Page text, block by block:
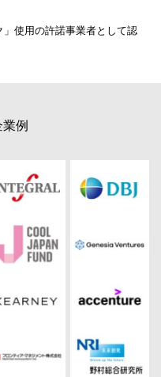
例
使用の許諾事業者として認